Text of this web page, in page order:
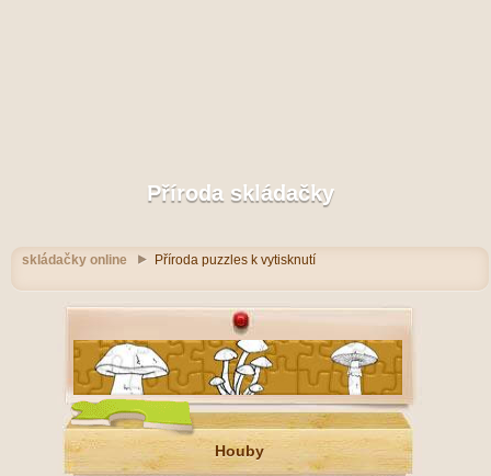
Příroda skládačky
skládačky online Příroda puzzles k vytisknutí
Houby